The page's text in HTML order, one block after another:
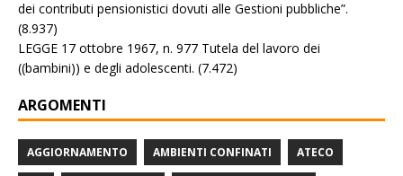
dei contributi pensionistici dovuti alle Gestioni pubbliche”.
(8.937)
LEGGE 17 ottobre 1967, n. 977 Tutela del lavoro dei
((bambini)) e degli adolescenti. (7.472)
ARGOMENTI
AGGIORNAMENTO AMBIENTI CONFINATI ATECO